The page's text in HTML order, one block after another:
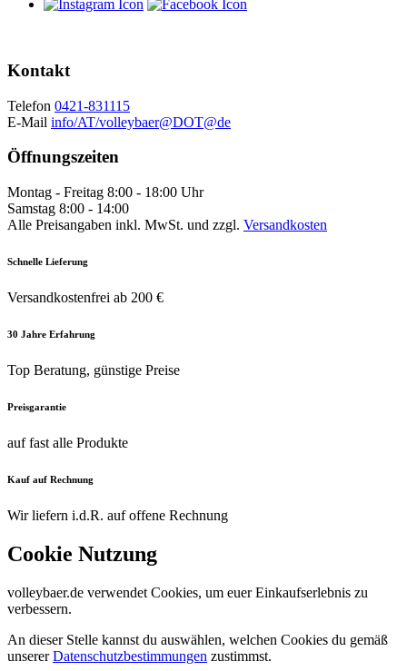
Kontakt
Telefon 0421-831115
E-Mail info/AT/volleybaer@DOT@de
Öffnungszeiten
Montag - Freitag 8:00 - 18:00 Uhr
Samstag 8:00 - 14:00
Alle Preisangaben inkl. MwSt. und zzgl. Versandkosten
Schnelle Lieferung
Versandkostenfrei ab 200 €
30 Jahre Erfahrung
Top Beratung, günstige Preise
Preisgarantie
auf fast alle Produkte
Kauf auf Rechnung
Wir liefern i.d.R. auf offene Rechnung
Cookie Nutzung
volleybaer.de verwendet Cookies, um euer Einkaufserlebnis zu
verbessern.
An dieser Stelle kannst du auswählen, welchen Cookies du gemäß
unsererDatenschutzbestimmungen zustimmst.